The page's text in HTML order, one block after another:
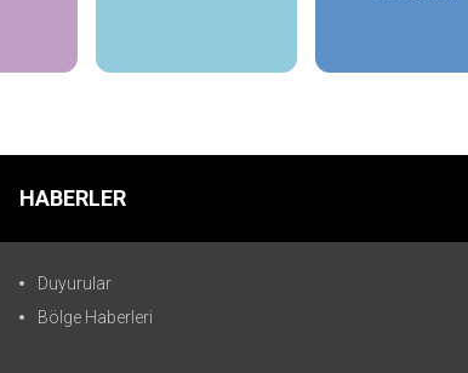
HABERLER
Duyurular
Bölge Haberleri